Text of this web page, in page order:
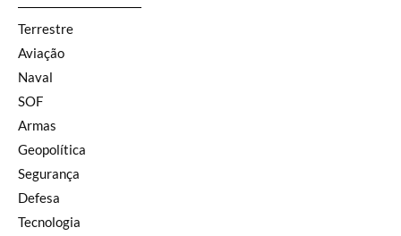
Terrestre
Aviação
Naval
SOF
Armas
Geopolítica
Segurança
Defesa
Tecnologia